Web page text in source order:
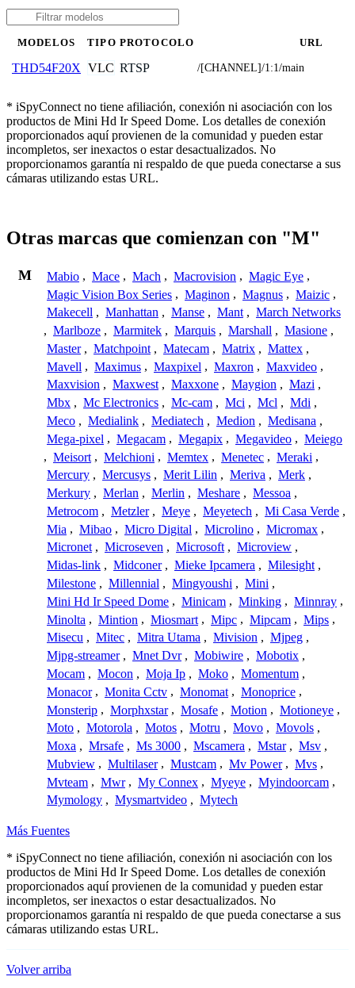
MODELOS TIPO PROTOCOLO URL
THD54F20X VLC RTSP /[CHANNEL]/1:1/main
* iSpyConnect no tiene afiliación, conexión ni asociación con los
productos de Mini Hd Ir Speed Dome. Los detalles de conexión
proporcionados aquí provienen de la comunidad y pueden estar
incompletos, ser inexactos o estar desactualizados. No
proporcionamos garantía ni respaldo de que pueda conectarse a sus
cámaras utilizando estas URL.
Otras marcas que comienzan con "M"
M Mabio , Mace , Mach , Macrovision , Magic Eye ,
Magic Vision Box Series , Maginon , Magnus , Maizic ,
Makecell , Manhattan , Manse , Mant , March Networks
, Marlboze , Marmitek , Marquis , Marshall , Masione ,
Master , Matchpoint , Matecam , Matrix , Mattex ,
Mavell , Maximus , Maxpixel , Maxron , Maxvideo ,
Maxvision , Maxwest , Maxxone , Maygion , Mazi ,
Mbx , Mc Electronics , Mc-cam , Mci , Mcl , Mdi ,
Meco , Medialink , Mediatech , Medion , Medisana ,
Mega-pixel , Megacam , Megapix , Megavideo , Meiego
, Meisort , Melchioni , Memtex , Menetec , Meraki ,
Mercury , Mercusys , Merit Lilin , Meriva , Merk ,
Merkury , Merlan , Merlin , Meshare , Messoa ,
Metrocom , Metzler , Meye , Meyetech , Mi Casa Verde ,
Mia , Mibao , Micro Digital , Microlino , Micromax ,
Micronet , Microseven , Microsoft , Microview ,
Midas-link , Midconer , Mieke Ipcamera , Milesight ,
Milestone , Millennial , Mingyoushi , Mini ,
Mini Hd Ir Speed Dome , Minicam , Minking , Minnray ,
Minolta , Mintion , Miosmart , Mipc , Mipcam , Mips ,
Misecu , Mitec , Mitra Utama , Mivision , Mjpeg ,
Mjpg-streamer , Mnet Dvr , Mobiwire , Mobotix ,
Mocam , Mocon , Moja Ip , Moko , Momentum ,
Monacor , Monita Cctv , Monomat , Monoprice ,
Monsterip , Morphxstar , Mosafe , Motion , Motioneye ,
Moto , Motorola , Motos , Motru , Movo , Movols ,
Moxa , Mrsafe , Ms 3000 , Mscamera , Mstar , Msv ,
Mubview , Multilaser , Mustcam , Mv Power , Mvs ,
Mvteam , Mwr , My Connex , Myeye , Myindoorcam ,
Mymology , Mysmartvideo , Mytech
Más Fuentes
* iSpyConnect no tiene afiliación, conexión ni asociación con los
productos de Mini Hd Ir Speed Dome. Los detalles de conexión
proporcionados aquí provienen de la comunidad y pueden estar
incompletos, ser inexactos o estar desactualizados. No
proporcionamos garantía ni respaldo de que pueda conectarse a sus
cámaras utilizando estas URL.
Volver arriba